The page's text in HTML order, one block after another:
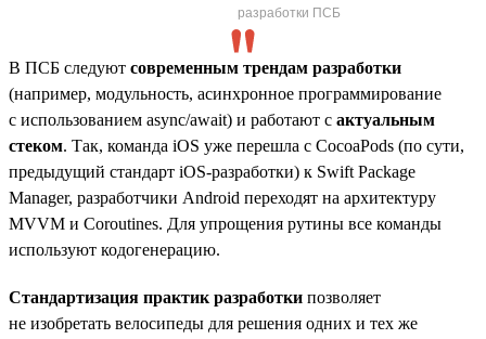
разработки ПСБ
В ПСБ следуют современным трендам разработки
(например, модульность, асинхронное программирование
с использованием async/await) и работают с актуальным
стеком. Так, команда iOS уже перешла с CocoaPods (по сути,
предыдущий стандарт iOS-разработки) к Swift Package
Manager, разработчики Android переходят на архитектуру
MVVM и Coroutines. Для упрощения рутины все команды
используют кодогенерацию.
Стандартизация практик разработки позволяет
не изобретать велосипеды для решения одних и тех же